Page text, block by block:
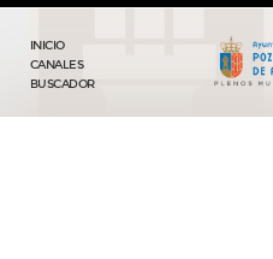
INICIO
CANALES
BUSCADOR